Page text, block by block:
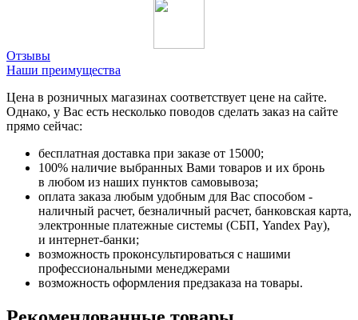
Отзывы
Наши преимущества
Цена в розничных магазинах соответствует цене на сайте.
Однако, у Вас есть несколько поводов сделать заказ на сайте
прямо сейчас:
бесплатная доставка при заказе от 15000;
100% наличие выбранных Вами товаров и их бронь
в любом из наших пунктов самовывоза;
оплата заказа любым удобным для Вас способом -
наличный расчет, безналичный расчет, банковская карта,
электронные платежные системы (СБП, Yandex Pay),
и интернет-банки;
возможность проконсультироваться с нашими
профессиональными менеджерами
возможность оформления предзаказа на товары.